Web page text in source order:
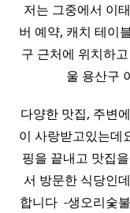
저는 그중에서 이
버 예약, 캐치 테이
구 근처에 위치하
울 용산구
다양한 맛집, 주변
이 사랑받고있는데
핑을 끝내고 맛집
서 방문한 식당인
합니다 ​ -생오리숯